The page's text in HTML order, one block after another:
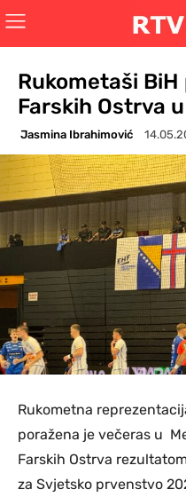
Rukometaši
Farskih Ostrva
Jasmina Ibrahimović
Rukometna
poražena je večeras u
Farskih Ostrva
za Svjetsko prvenstvo